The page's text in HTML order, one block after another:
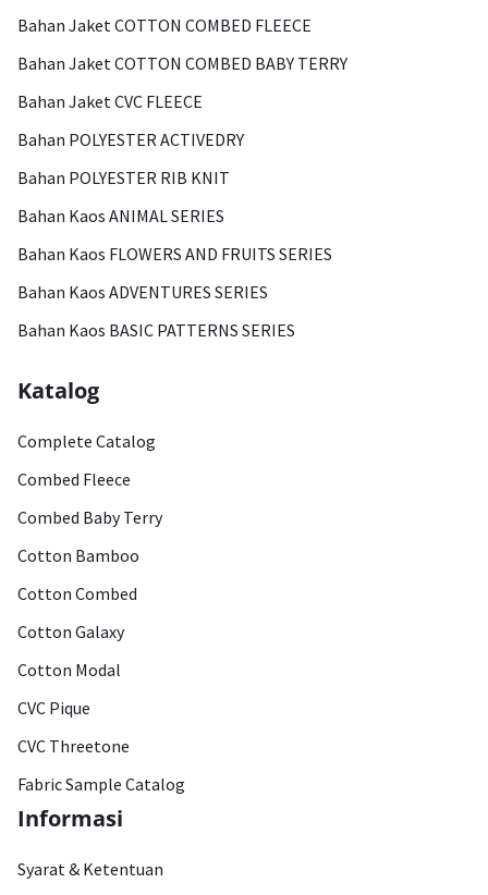
Bahan Jaket COTTON COMBED FLEECE
Bahan Jaket COTTON COMBED BABY TERRY
Bahan Jaket CVC FLEECE
Bahan POLYESTER ACTIVEDRY
Bahan POLYESTER RIB KNIT
Bahan Kaos ANIMAL SERIES
Bahan Kaos FLOWERS AND FRUITS SERIES
Bahan Kaos ADVENTURES SERIES
Bahan Kaos BASIC PATTERNS SERIES
Katalog
Complete Catalog
Combed Fleece
Combed Baby Terry
Cotton Bamboo
Cotton Combed
Cotton Galaxy
Cotton Modal
CVC Pique
CVC Threetone
Fabric Sample Catalog
Informasi
Syarat & Ketentuan